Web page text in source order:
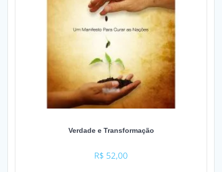
Verdade e Transformação
R$ 52,00